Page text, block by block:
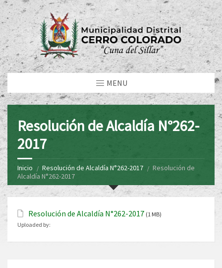
MENU
Resolución de Alcaldía N°262-
2017
Inicio Resolución de Alcaldía N°262-2017
Resolución de
Alcaldía N°262-2017
Resolución de Alcaldía N°262-2017 (1 MB)
Uploaded by: